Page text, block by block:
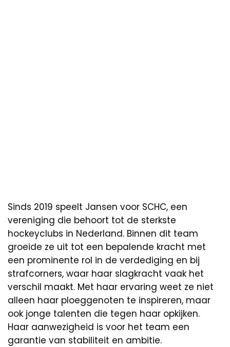
Sinds 2019 speelt Jansen voor SCHC, een
vereniging die behoort tot de sterkste
hockeyclubs in Nederland. Binnen dit team
groeide ze uit tot een bepalende kracht met
een prominente rol in de verdediging en bij
strafcorners, waar haar slagkracht vaak het
verschil maakt. Met haar ervaring weet ze niet
alleen haar ploeggenoten te inspireren, maar
ook jonge talenten die tegen haar opkijken.
Haar aanwezigheid is voor het team een
garantie van stabiliteit en ambitie.